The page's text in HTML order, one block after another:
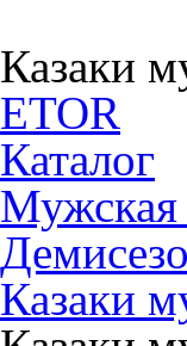
Казаки
ETOR
Каталог
Мужская
Казаки